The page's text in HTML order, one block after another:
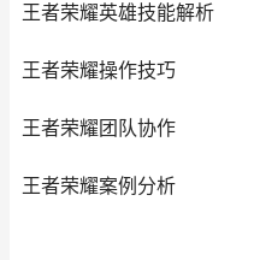
王者荣耀英雄技能解析
王者荣耀操作技巧
王者荣耀团队协作
王者荣耀案例分析